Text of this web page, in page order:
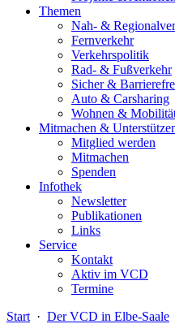
Themen
Nah- &
Fernverkehr
Verkehrspolitik
Rad- & Fußverkehr
Sicher &
Auto & Carsharing
Wohnen &
Mitmachen &
Mitglied werden
Mitmachen
Spenden
Infothek
Newsletter
Publikationen
Links
Service
Kontakt
Aktiv im VCD
Termine
Start · Der VCD in Elbe-Saale